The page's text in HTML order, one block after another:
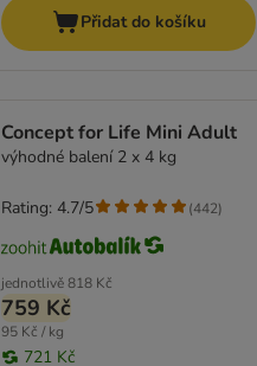
Přidat do košíku
Concept for Life Mini Adult
výhodné balení 2 x 4 kg
jednotlivě818 Kč
759 Kč
95 Kč / kg
721 Kč
Rating: 4.7/5 (442)